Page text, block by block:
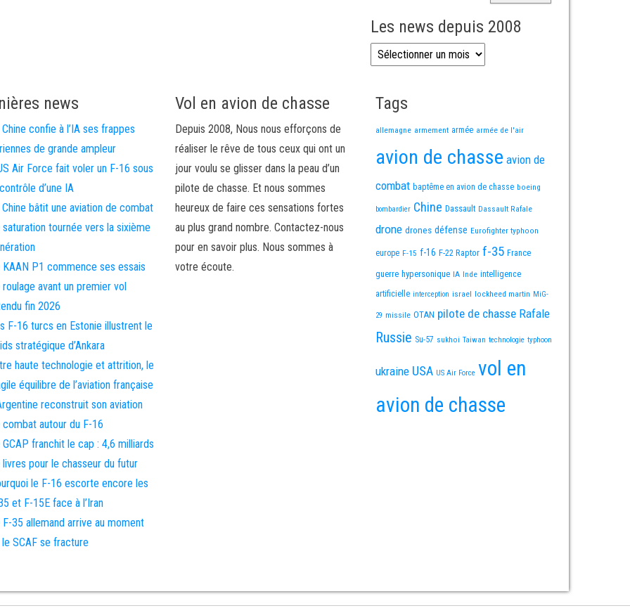
Les news depuis 2008
Les news depuis 2008
news
Chine confie à l’IA ses frappes
de grande ampleur
Air Force fait voler un F-16 sous
d’une IA
Chine bâtit une aviation de combat
saturation tournée vers la sixième
KAAN P1 commence ses essais
roulage avant un premier vol
fin 2026
F-16 turcs en Estonie illustrent le
stratégique d’Ankara
haute technologie et attrition, le
équilibre de l’aviation française
reconstruit son aviation
combat autour du F-16
GCAP franchit le cap : 4,6 milliards
livres pour le chasseur du futur
le F-16 escorte encore les
et F-15E face à l’Iran
F-35 allemand arrive au moment
le SCAF se fracture
Vol en avion de chasse
Depuis 2008, Nous nous efforçons de
réaliser le rêve de tous ceux qui ont un
jour voulu se glisser dans la peau d’un
pilote de chasse. Et nous sommes
heureux de faire ces sensations fortes
au plus grand nombre. Contactez-nous
pour en savoir plus. Nous sommes à
votre écoute.
Tags
allemagne armement armée armée de l'air
avion de chasse avion de
combat baptême en avion de chasse boeing
bombardier Chine Dassault Dassault Rafale
drone drones défense Eurofighter typhoon
europe F-15 f-16 F-22 Raptor f-35 France
guerre hypersonique IA Inde intelligence
artificielle interception israel lockheed martin MiG-
29 missile OTAN pilote de chasse Rafale
Russie Su-57 sukhoi Taiwan technologie typhoon
ukraine USA US Air Force vol en
avion de chasse